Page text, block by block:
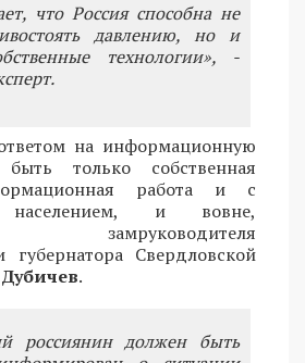
что Россия способна не
давлению, но и
технологии», -
на информационную
только собственная
работа и с
населением, и вовне,
замруководителя
губернатора Свердловской
.
россиянин должен быть